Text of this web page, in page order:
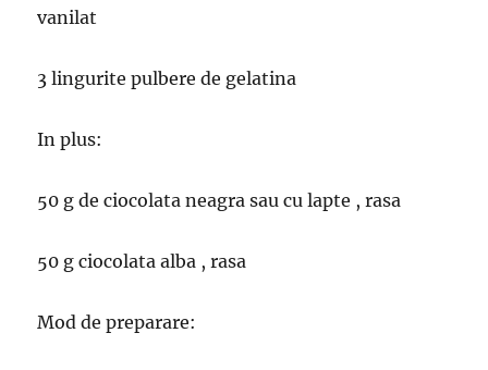
vanilat
3 lingurite pulbere de gelatina
In plus:
50 g de ciocolata neagra sau cu lapte , rasa
50 g ciocolata alba , rasa
Mod de preparare: